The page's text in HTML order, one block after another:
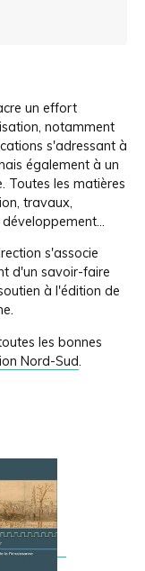
un effort
notamment
s'adressant à
également à un
Toutes les matières
travaux,
s'associe
d'un savoir-faire
à l'édition de
les bonnes
Nord-Sud